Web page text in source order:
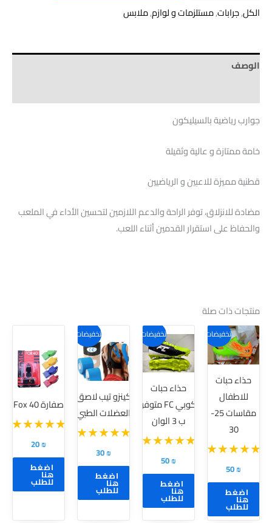
الكل,جرابات,مستلزمات و لوازم,ملابس
الوصف
جوارب رياضية بالسيليكون
خامة ممتازة و عالية وثقيلة
قطنية مميزة للاعبين و الرياضيين
مضادة للانزلاق، توفر الراحة والدعم اللازمين لتحسين الأداء في الملعب
والحفاظ على استقرار القدمين أثناء اللعب.
منتجات ذات صلة
تخفيضات!
حذاء حبات
للاطفال
مقاسات 25-
30
50₪
اضغط
هنا
للطلب
هناك
العديد
من
الأشكال
المختلفة
لهذا
المنتج.
يمكن
اختيار
الخيارات
على
صفحة
تخفيضات!
حذاء حبات
كوبي FC متوفر
ب 3 الوان
50₪
اضغط
هنا
للطلب
هناك
العديد
من
الأشكال
المختلفة
لهذا
المنتج.
يمكن
اختيار
الخيارات
على
تخفيضات!
كينزو تيب لاصق
العضلات الطبي
30₪
اضغط
هنا
للطلب
صفارة Fox 40
20₪
اضغط
هنا
للطلب